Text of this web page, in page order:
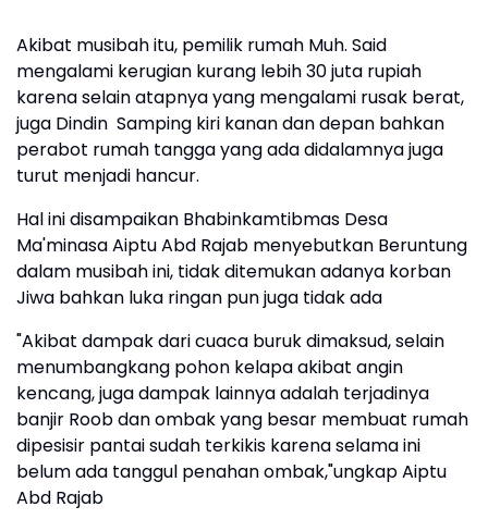
Akibat musibah itu, pemilik rumah Muh. Said
mengalami kerugian kurang lebih 30 juta rupiah
karena selain atapnya yang mengalami rusak berat,
juga Dindin Samping kiri kanan dan depan bahkan
perabot rumah tangga yang ada didalamnya juga
turut menjadi hancur.
Hal ini disampaikan Bhabinkamtibmas Desa
Ma'minasa Aiptu Abd Rajab menyebutkan Beruntung
dalam musibah ini, tidak ditemukan adanya korban
Jiwa bahkan luka ringan pun juga tidak ada
"Akibat dampak dari cuaca buruk dimaksud, selain
menumbangkang pohon kelapa akibat angin
kencang, juga dampak lainnya adalah terjadinya
banjir Roob dan ombak yang besar membuat rumah
dipesisir pantai sudah terkikis karena selama ini
belum ada tanggul penahan ombak,"ungkap Aiptu
Abd Rajab